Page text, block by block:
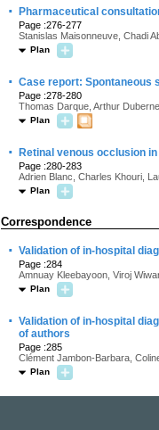
· Pharmaceutical
Page :276-277
Stanislas Maisonneuve, Chadi
Plan
· Case report: Spontaneous
Page :278-280
Thomas Darque, Arthur
Plan
· Retinal venous occlusion
Page :280-283
Adrien Blanc, Charles Khouri,
Plan
Correspondence
· Validation of in-hospital
Page :284
Amnuay Kleebayoon, Viroj
Plan
· Validation of in-hospital
of authors
Page :285
Clément Jambon-Barbara,
Plan